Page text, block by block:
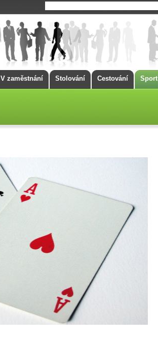
V zaměstnání Stolování Cestování Sport